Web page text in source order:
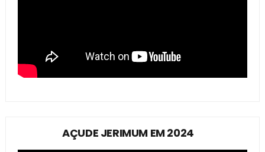
AÇUDE JERIMUM EM 2024